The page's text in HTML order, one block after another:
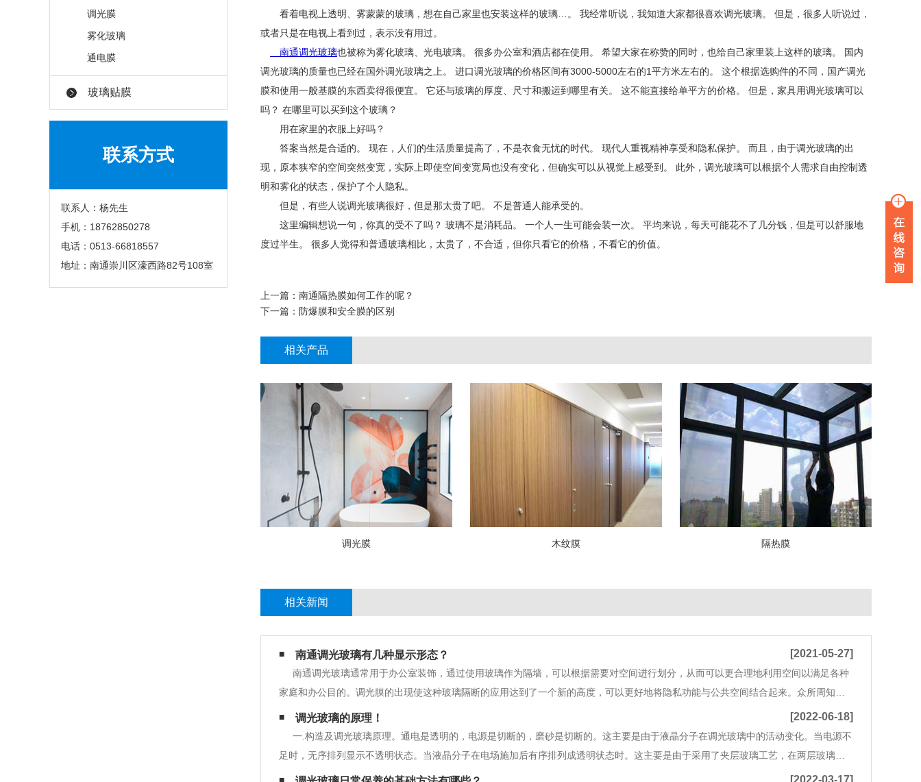
调光膜
雾化玻璃
通电膜
玻璃贴膜
联系方式
联系人：杨先生
手机：18762850278
电话：0513-66818557
地址：南通崇川区濠西路82号108室
看着电视上透明、雾蒙蒙的玻璃，想在自己家里也安装这样的玻璃…。 我经常听说，我知道大家都很喜欢调光玻璃。 但是，很多人听说过，
或者只是在电视上看到过，表示没有用过。
南通调光玻璃也被称为雾化玻璃、光电玻璃。 很多办公室和酒店都在使用。 希望大家在称赞的同时，也给自己家里装上这样的玻璃。 国内
调光玻璃的质量也已经在国外调光玻璃之上。 进口调光玻璃的价格区间有3000-5000左右的1平方米左右的。 这个根据选购件的不同，国产调光
膜和使用一般基膜的东西卖得很便宜。 它还与玻璃的厚度、尺寸和搬运到哪里有关。 这不能直接给单平方的价格。 但是，家具用调光玻璃可以
吗？ 在哪里可以买到这个玻璃？
用在家里的衣服上好吗？
答案当然是合适的。 现在，人们的生活质量提高了，不是衣食无忧的时代。 现代人重视精神享受和隐私保护。 而且，由于调光玻璃的出
现，原本狭窄的空间突然变宽，实际上即使空间变宽局也没有变化，但确实可以从视觉上感受到。 此外，调光玻璃可以根据个人需求自由控制透
明和雾化的状态，保护了个人隐私。
但是，有些人说调光玻璃很好，但是那太贵了吧。 不是普通人能承受的。
这里编辑想说一句，你真的受不了吗？ 玻璃不是消耗品。 一个人一生可能会装一次。 平均来说，每天可能花不了几分钱，但是可以舒服地
度过半生。 很多人觉得和普通玻璃相比，太贵了，不合适，但你只看它的价格，不看它的价值。
上一篇： 南通隔热膜​如何工作的呢？
下一篇： 防爆膜和安全膜的区别
相关产品
调光膜 木纹膜 隔热膜
相关新闻
南通调光玻璃有几种显示形态？ [2021-05-27]
南通调光玻璃通常用于办公室装饰，通过使用玻璃作为隔墙，可以根据需要对空间进行划分，从而可以更合理地利用空间以满足各种
家庭和办公目的。调光膜的出现使这种玻璃隔断的应用达到了一个新的高度，可以更好地将隐私功能与公共空间结合起来。众所周知，
调光玻璃可以在透明度和雾化之间切换，但是调光玻璃是否只有这两种状态？透明和雾化这两种状态是调光玻璃的两个基本的显示状
态，即电源关闭时的雾化和电源打开时的透明。但是，随
调光玻璃的原理！ [2022-06-18]
一.构造及调光玻璃原理。通电是透明的，电源是切断的，磨砂是切断的。这主要是由于液晶分子在调光玻璃中的活动变化。当电源不
足时，无序排列显示不透明状态。当液晶分子在电场施加后有序排列成透明状态时。这主要是由于采用了夹层玻璃工艺，在两层玻璃调
光玻璃，主要得益于所采用的夹层玻璃工艺。二.适用于南通调光玻璃的场所。1.商业应用。主要用于办公区域。会议室。监控室的隔
[2022-03-17]